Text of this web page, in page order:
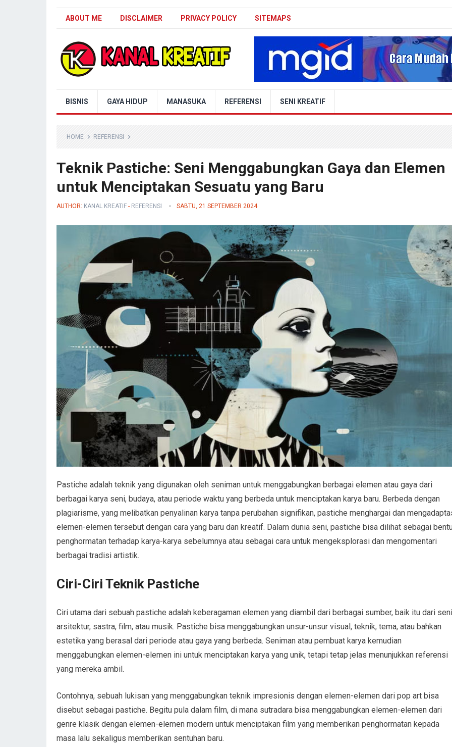
ABOUT ME DISCLAIMER PRIVACY POLICY SITEMAPS
BISNIS GAYA HIDUP MANASUKA REFERENSI SENI KREATIF
HOME REFERENSI
Teknik Pastiche: Seni Menggabungkan Gaya dan Elemen
untuk Menciptakan Sesuatu yang Baru
AUTHOR: KANAL KREATIF - REFERENSI SABTU, 21 SEPTEMBER 2024
Pastiche adalah teknik yang digunakan oleh seniman untuk menggabungkan berbagai elemen atau gaya dari
berbagai karya seni, budaya, atau periode waktu yang berbeda untuk menciptakan karya baru. Berbeda dengan
plagiarisme, yang melibatkan penyalinan karya tanpa perubahan signifikan, pastiche menghargai dan
elemen-elemen tersebut dengan cara yang baru dan kreatif. Dalam dunia seni, pastiche bisa dilihat sebagai
penghormatan terhadap karya-karya sebelumnya atau sebagai cara untuk mengeksplorasi dan mengomentari
berbagai tradisi artistik.
Ciri-Ciri Teknik Pastiche
Ciri utama dari sebuah pastiche adalah keberagaman elemen yang diambil dari berbagai sumber, baik itu dari
arsitektur, sastra, film, atau musik. Pastiche bisa menggabungkan unsur-unsur visual, teknik, tema, atau bahkan
estetika yang berasal dari periode atau gaya yang berbeda. Seniman atau pembuat karya kemudian
menggabungkan elemen-elemen ini untuk menciptakan karya yang unik, tetapi tetap jelas menunjukkan referensi
yang mereka ambil.
Contohnya, sebuah lukisan yang menggabungkan teknik impresionis dengan elemen-elemen dari pop art bisa
disebut sebagai pastiche. Begitu pula dalam film, di mana sutradara bisa menggabungkan elemen-elemen dari
genre klasik dengan elemen-elemen modern untuk menciptakan film yang memberikan penghormatan kepada
masa lalu sekaligus memberikan sentuhan baru.